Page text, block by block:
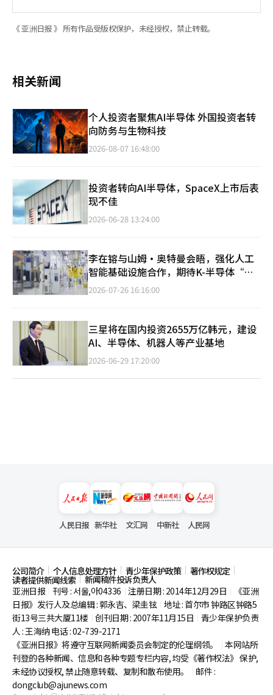
《 亚洲日报 》 所有作品受版权保护，未经授权，禁止转载。
相关新闻
个人投资者聚焦AI半导体 外国投资者转
向防务与生物科技
2026-08-07 16:48:00
投资者转向AI半导体，SpaceX上市后表
现不佳
2026-06-28 13:24:00
李在镕与山姆·奥特曼会晤，强化人工
智能基础设施合作，期待K-半导体“无
衰退的十年”
2026-07-26 16:16:00
三星将在国内投资2655万亿韩元，建设
AI、半导体、机器人等产业基地
2026-06-29 17:20:00
人民日报 新华社 文汇网 中新社 人民网
公司简介 个人信息处理方针 青少年保护政策 著作权规定
读者提供新闻线索
新闻稿件投诉负责人
亚洲日报
刊号 : 서울,아04336 注册日期 : 2014年12月29日
《亚洲
日报》发行人及总编辑 : 郭永吉、梁圭铉 地址 : 首尔市钟路区钟路5
街13号三共大厦11楼 创刊日期 : 2007年11月15日
青少年保护负责
人 : 王海纳 电话 : 02-739-2171
《亚洲日报》将遵守互联网新闻委员会制定的伦理纲领。
本网站所
刊登的各种新闻、信息和各种专题专栏内容, 均受《著作权法》 保护,
未经协议授权, 禁止随意转载、复制和散布使用。
邮件 :
dongclub@ajunews.com